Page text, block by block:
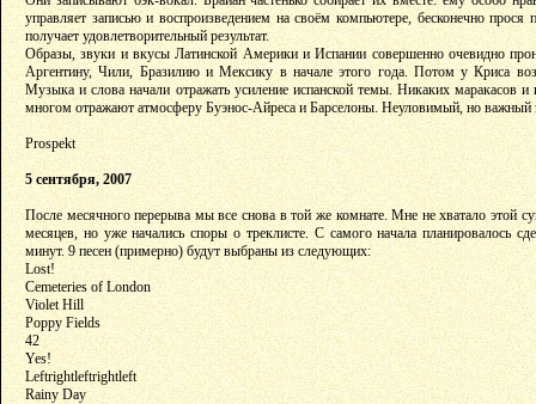
управляет записью и воспроизведением на своём компьютере, бесконечно прося
получает удовлетворительный результат.
Образы, звуки и вкусы Латинской Америки и Испании совершенно очевидно
Аргентину, Чили, Бразилию и Мексику в начале этого года. Потом у Криса
Музыка и слова начали отражать усиление испанской темы. Никаких маракасов и
многом отражают атмосферу Буэнос-Айреса и Барселоны. Неуловимый, но важный
Prospekt
5 сентября, 2007
После месячного перерыва мы все снова в той же комнате. Мне не хватало этой
месяцев, но уже начались споры о треклисте. С самого начала планировалось
минут. 9 песен (примерно) будут выбраны из следующих:
Lost!
Cemeteries of London
Violet Hill
Poppy Fields
42
Yes!
Leftrightleftrightleft
Rainy Day